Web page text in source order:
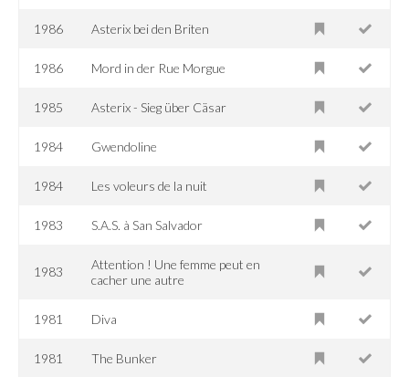
1986 Asterix bei den Briten
1986 Mord in der Rue Morgue
1985 Asterix - Sieg über Cäsar
1984 Gwendoline
1984 Les voleurs de la nuit
1983 S.A.S. à San Salvador
1983
Attention ! Une femme peut en
cacher une autre
1981 Diva
1981 The Bunker